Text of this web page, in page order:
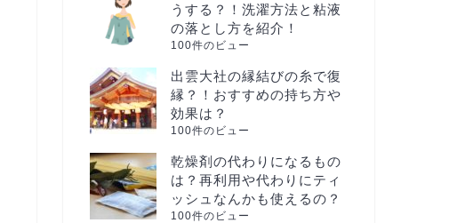
うする？！洗濯方法と粘液
の落とし方を紹介！
100件のビュー
出雲大社の縁結びの糸で復
縁？！おすすめの持ち方や
効果は？
100件のビュー
乾燥剤の代わりになるもの
は？再利用や代わりにティ
ッシュなんかも使えるの？
100件のビュー